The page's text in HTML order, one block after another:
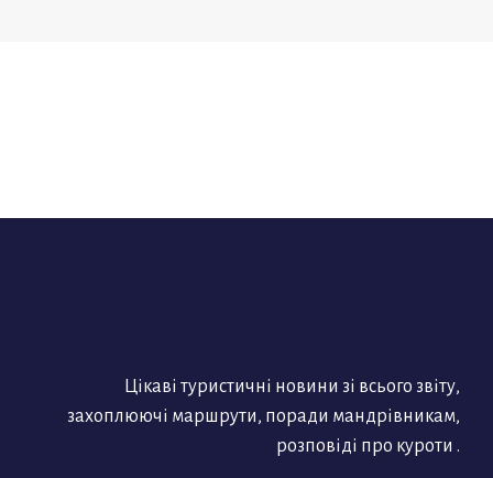
Цікаві туристичні новини зі всього звіту,
захоплюючі маршрути, поради мандрівникам,
розповіді про куроти .